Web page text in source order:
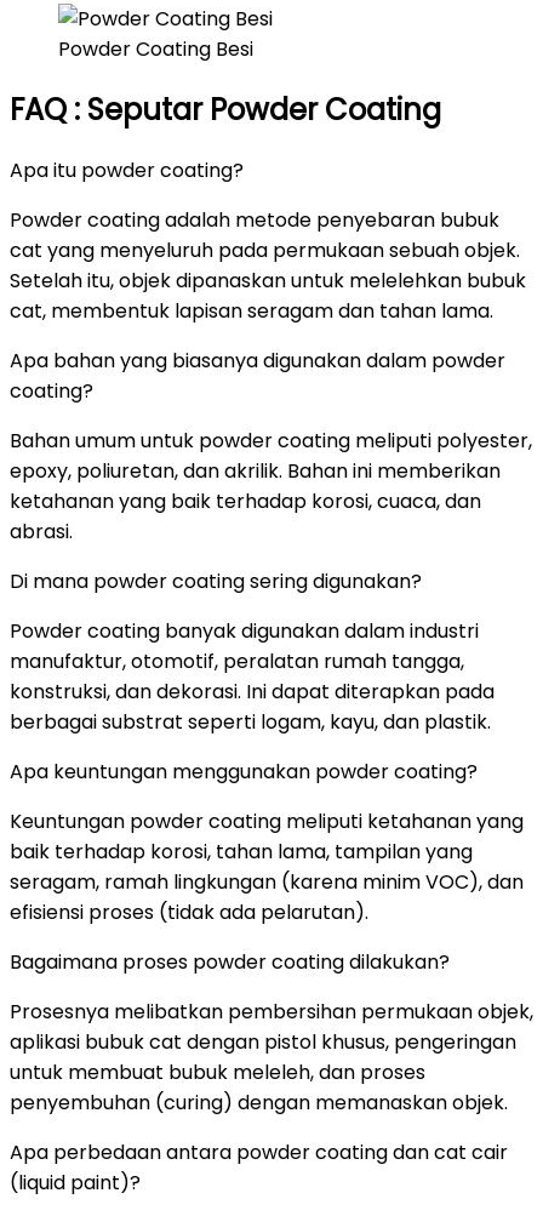
Powder Coating Besi
FAQ : Seputar Powder Coating
Apa itu powder coating?
Powder coating adalah metode penyebaran bubuk
cat yang menyeluruh pada permukaan sebuah objek.
Setelah itu, objek dipanaskan untuk melelehkan bubuk
cat, membentuk lapisan seragam dan tahan lama.
Apa bahan yang biasanya digunakan dalam powder
coating?
Bahan umum untuk powder coating meliputi polyester,
epoxy, poliuretan, dan akrilik. Bahan ini memberikan
ketahanan yang baik terhadap korosi, cuaca, dan
abrasi.
Di mana powder coating sering digunakan?
Powder coating banyak digunakan dalam industri
manufaktur, otomotif, peralatan rumah tangga,
konstruksi, dan dekorasi. Ini dapat diterapkan pada
berbagai substrat seperti logam, kayu, dan plastik.
Apa keuntungan menggunakan powder coating?
Keuntungan powder coating meliputi ketahanan yang
baik terhadap korosi, tahan lama, tampilan yang
seragam, ramah lingkungan (karena minim VOC), dan
efisiensi proses (tidak ada pelarutan).
Bagaimana proses powder coating dilakukan?
Prosesnya melibatkan pembersihan permukaan objek,
aplikasi bubuk cat dengan pistol khusus, pengeringan
untuk membuat bubuk meleleh, dan proses
penyembuhan (curing) dengan memanaskan objek.
Apa perbedaan antara powder coating dan cat cair
(liquid paint)?